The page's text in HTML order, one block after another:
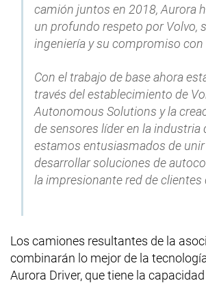
camión juntos en 2018, Aurora
un profundo respeto por Volvo,
ingeniería y su compromiso con
Con el trabajo de base ahora
través del establecimiento de
Autonomous Solutions y la
de sensores líder en la industria
estamos entusiasmados de
desarrollar soluciones de
la impresionante red de clientes
Los camiones resultantes de la
combinarán lo mejor de la
Aurora Driver, que tiene la